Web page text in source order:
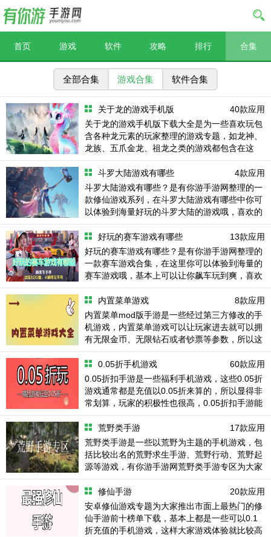
首页 游戏 软件 攻略 排行 合集
全部合集 游戏合集 软件合集
40款应用
关于龙的游戏手机版
关于龙的游戏手机版下载大全是为一些喜欢玩包
含各种龙元素的玩家整理的游戏专题，如龙神、
龙族、五爪金龙、祖龙之类的游戏都包含在这
里，涵盖了多种多样的游戏玩法，大家喜欢的可
以对应下载。
4款应用
斗罗大陆游戏有哪些
斗罗大陆游戏有哪些？是有你游手游网整理的一
款修仙游戏系列，在斗罗大陆游戏有哪些中你可
以体验到海量好玩的斗罗大陆的游戏哦，喜欢的
记得收藏本站吧。
13款应用
好玩的赛车游戏有哪些
好玩的赛车游戏有哪些？是有你游手游网整理的
一款赛车游戏合集，在这里你可以体验到海量的
赛车游戏哦，基本上可以让你飙车玩到爽，喜欢
的话记得收藏本站。
8款应用
内置菜单游戏
内置菜单mod版手游是一些经过第三方修改的手
机游戏，内置菜单游戏可以让玩家进去就可以拥
有无限金币、无限钻石或者钞票等参数，所以这
相当于是一种可以让你无敌的手机游戏，有你游
手游网为您精选了一些内置菜单游戏下载大全
60款应用
0.05折手机游戏
0.05折扣手游是一些福利手机游戏，这些0.05折
游戏通常都是充值以0.05折来算的，所以显得非
常划算，玩家的积极性也很高，0.05折扣手游能
让玩家花小钱办大事，轻微的充值就能让你在游
戏中非常爽快了。
17款应用
荒野类手游
荒野类手游是一些以荒野为主题的手机游戏，包
括比较出名的荒野求生手游、荒野行动、荒野起
源等游戏，有你游手游网荒野类手游专区为大家
精选了一些非常好玩的荒野题材手游提供给大家
下载。
20款应用
修仙手游
安卓修仙游戏专题为大家推出市面上最热门的修
仙手游前十榜单下载，基本上都是一些可以0.1
折充值的手机游戏，这样大家游戏体验就比较高